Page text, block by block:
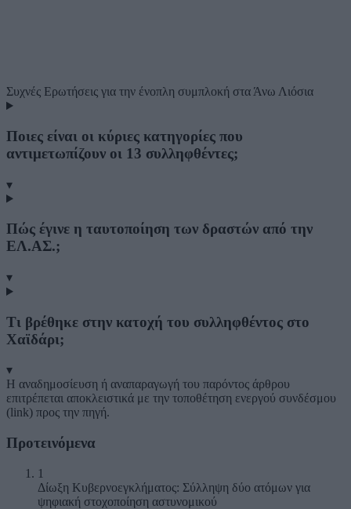
Συχνές Ερωτήσεις για την ένοπλη συμπλοκή στα Άνω Λιόσια
Ποιες είναι οι κύριες κατηγορίες που
αντιμετωπίζουν οι 13 συλληφθέντες;
▾
Πώς έγινε η ταυτοποίηση των δραστών από την
ΕΛ.ΑΣ.;
▾
Τι βρέθηκε στην κατοχή του συλληφθέντος στο
Χαϊδάρι;
▾
Η αναδημοσίευση ή αναπαραγωγή του παρόντος άρθρου
επιτρέπεται αποκλειστικά με την τοποθέτηση ενεργού συνδέσμου
(link) προς την πηγή.
Προτεινόμενα
1
Δίωξη Κυβερνοεγκλήματος: Σύλληψη δύο ατόμων για
ψηφιακή στοχοποίηση αστυνομικού